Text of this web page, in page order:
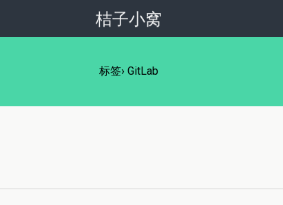
桔子小窝
标签› GitLab